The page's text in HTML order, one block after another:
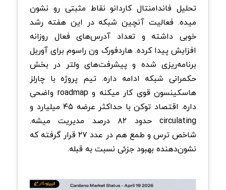
تحلیل فاندامنتال کاردانو نقاط مثبتی رو نشون
میده. فعالیت آنچین شبکه در این هفته رشد
خوبی داشته و تعداد آدرس‌های فعال روزانه
افزایش پیدا کرده. هاردفورک ون راسوم برای آوریل
برنامه‌ریزی شده و پیشرفت‌های ولتر در بخش
حکمرانی شبکه ادامه داره. تیم پروژه با چارلز
هاسکینسون قوی کار میکنه و roadmap واضحی
داره. اقتصاد توکن با حداکثر عرضه ۴۵ میلیارد و
circulating حدود ۸۲ درصد مدیریت میشه.
شاخص ترس و طمع هم در عدد ۲۷ قرار گرفته که
نشون‌دهنده بهبود جزئی نسبت به قبله.